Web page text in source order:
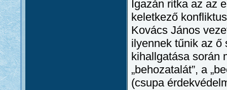
Igazán ritka az az
keletkező
Kovács János
ilyennek tűnik az ő
kihallgatása során
„behozatalát”, a
(csupa